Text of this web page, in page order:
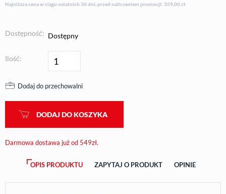
Najniższa cena w ciągu ostatnich 30 dni, przed naliczeniem promocji: 359,00zł
Dostępność: Dostępny
Ilość:
Dodaj do przechowalni
DODAJ DO KOSZYKA
Darmowa dostawa już od 549zł.
OPIS PRODUKTU ZAPYTAJ O PRODUKT OPINIE